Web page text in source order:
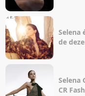
Selena
de
Selena
CR